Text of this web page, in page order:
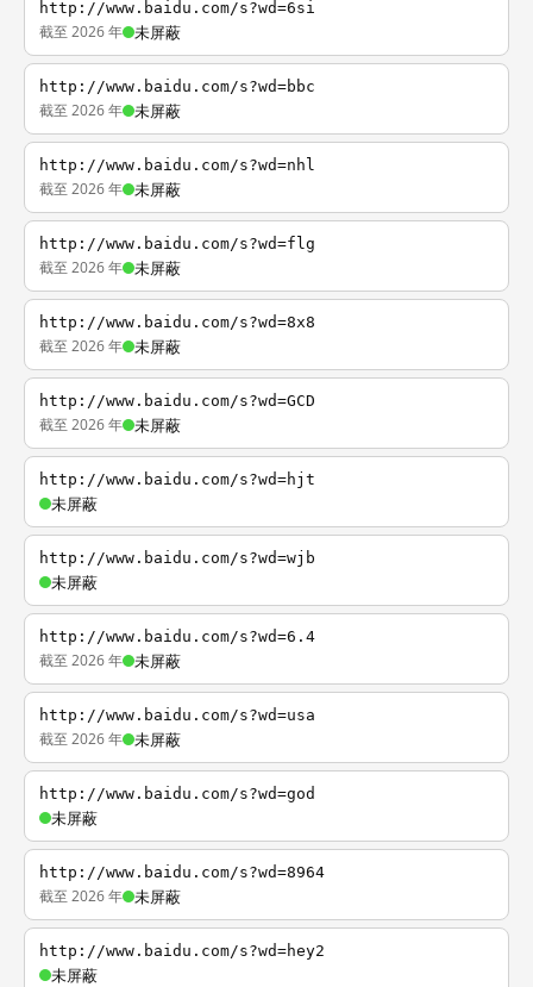
http://www.baidu.com/s?wd=6si
截至 2026 年 未屏蔽
http://www.baidu.com/s?wd=bbc
截至 2026 年 未屏蔽
http://www.baidu.com/s?wd=nhl
截至 2026 年 未屏蔽
http://www.baidu.com/s?wd=flg
截至 2026 年 未屏蔽
http://www.baidu.com/s?wd=8x8
截至 2026 年 未屏蔽
http://www.baidu.com/s?wd=GCD
截至 2026 年 未屏蔽
http://www.baidu.com/s?wd=hjt
未屏蔽
http://www.baidu.com/s?wd=wjb
未屏蔽
http://www.baidu.com/s?wd=6.4
截至 2026 年 未屏蔽
http://www.baidu.com/s?wd=usa
截至 2026 年 未屏蔽
http://www.baidu.com/s?wd=god
未屏蔽
http://www.baidu.com/s?wd=8964
截至 2026 年 未屏蔽
http://www.baidu.com/s?wd=hey2
未屏蔽